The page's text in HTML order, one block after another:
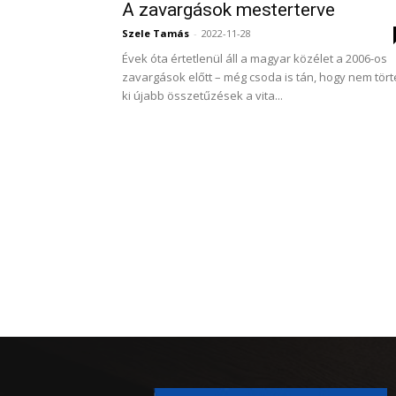
A zavargások mesterterve
Szele Tamás - 2022-11-28
Évek óta értetlenül áll a magyar közélet a 2006-os
zavargások előtt – még csoda is tán, hogy nem
ki újabb összetűzések a vita...